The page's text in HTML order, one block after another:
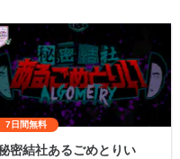
7日間無料
密結社あるごめとりい